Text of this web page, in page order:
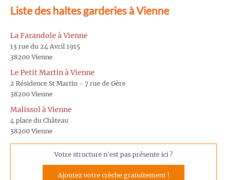
Liste des haltes garderies à Vienne
La Farandole à Vienne
13 rue du 24 Avril 1915
38200 Vienne
Le Petit Martin à Vienne
2 Résidence St Martin - 7 rue de Gère
38200 Vienne
Malissol à Vienne
4 place du Château
38200 Vienne
Votre structure n'est pas présente ici ?
Ajoutez votre crèche gratuitement !